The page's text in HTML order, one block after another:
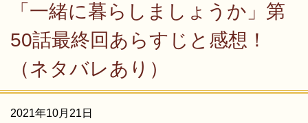
「一緒に暮らしましょうか」第
50話最終回あらすじと感想！
（ネタバレあり）
2021年10月21日